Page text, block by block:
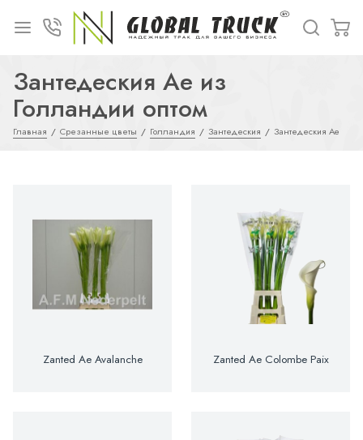
Зантедеския Ae из
Голландии оптом
Главная Срезанные цветы Голландия Зантедеския Зантедеския Ae
Zanted Ae Avalanche Zanted Ae Colombe Paix